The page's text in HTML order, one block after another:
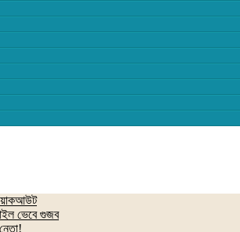
ভেবে গুজব